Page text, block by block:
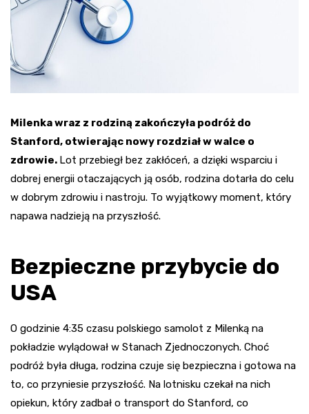
Milenka wraz z rodziną zakończyła podróż do
Stanford, otwierając nowy rozdział w walce o
zdrowie. Lot przebiegł bez zakłóceń, a dzięki wsparciu i
dobrej energii otaczających ją osób, rodzina dotarła do celu
w dobrym zdrowiu i nastroju. To wyjątkowy moment, który
napawa nadzieją na przyszłość.
Bezpieczne przybycie do
USA
O godzinie 4:35 czasu polskiego samolot z Milenką na
pokładzie wylądował w Stanach Zjednoczonych. Choć
podróż była długa, rodzina czuje się bezpieczna i gotowa na
to, co przyniesie przyszłość. Na lotnisku czekał na nich
opiekun, który zadbał o transport do Stanford, co